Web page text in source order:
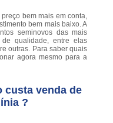
bem mais em conta,
bem mais baixo. A
seminovos das mais
de qualidade, entre elas
outras. Para saber quais
agora mesmo para a
custa venda de
?